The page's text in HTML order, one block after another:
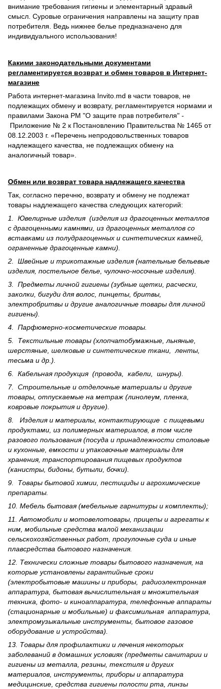
внимание требования гигиены и элементарный здравый
смысл. Суровые ограничения направлены на защиту прав
потребителя. Ведь нижнее белье предназначено для
индивидуального использования!
Какими законодательными документами
регламентируется возврат и обмен товаров в Интернет-
магазине
Работа интернет-магазина Invito.md в части товаров, не
подлежащих обмену и возврату, регламентируется нормами и
правилами Закона РМ "О защите прав потребителя" -
Приложение № 2 к Постановлению Правительства № 1465 от
08.12.2003 г. «Перечень непродовольственных товаров
надлежащего качества, не подлежащих обмену на
аналогичный товар».
Обмен или возврат товара надлежащего качества
Так, согласно перечню, возврату и обмену не подлежат
товары надлежащего качества следующих категорий:
1. Ювелирные изделия (изделия из драгоценных металлов
с драгоценными камнями, из драгоценных металлов со
вставками из полудрагоценных и синте­тических камней,
ограненные драгоценные камни).
2. Швейные и трикотажные изделия (нательные бельевые
изделия, постельное белье, чулочно-носочные изделия).
3. Предметы личной гигиены (зубные щетки, расчески,
заколки, бигуди для волос, пинцеты, бритвы,
электробритвы и другие аналогичные товары для личной
гигиены).
4. Парфюмерно-косметические товары.
5. Текстильные товары (хлопчатобумажные, льняные,
шерс­тя­ные, шелковые и синтетические ткани, ленты,
тесьма и др.).
6. Кабельная продукция (провода, кабели, шнуры).
7. Строительные и отделочные материалы и другие
товары, отпускаемые на метраж (линолеум, пленка,
ковровые покрытия и другие).
8. Изделия и материалы, контактирующие с пищевыми
продуктами, из полимерных материалов, в том числе
разового пользования (посуда и принадлежности столовые
и кухонные, емкости и упаковочные материалы для
хранения, транспортирования пищевых продуктов
(канистры, бидоны, бутыли, бочки).
9. Товары бытовой химии, пестициды и агрохи­мические
препараты.
10. Мебель бытовая (мебельные гарнитуры и комплекты);
11. Автомобили и мотовелотовары, прицепы и агрегаты к
ним, мобильные средства малой механизации
сельскохозяйственных работ, прогулочные суда и иные
плавсредства бытового назначения.
12. Технически сложные товары бытового назна­чения, на
которые установлены гарантийные сроки
(электробытовые машины и приборы, радиоэлектронная
аппаратура, бытовая вычислительная и множительная
техника, фото- и киноаппаратура, телефонные аппараты
(стационарные и мобильные) и факсимильная аппаратура,
электрому­зыкальные инструменты, бытовое газовое
оборудование и устройства).
13. Товары для профилактики и лечения некоторых
заболеваний в домашних условиях (предметы санитарии и
гигиены из металла, резины, текстиля и других
материалов, инструменты, приборы и аппаратура
медицинские, средства гигиены полости рта, линзы